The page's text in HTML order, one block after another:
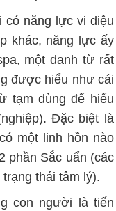
có năng lực vi diệu
khác, năng lực ấy
một danh từ rất
được hiểu như cái
tạm dùng để hiểu
Đặc biệt là
một linh hồn nào
phần Sắc uẩn (các
thái tâm lý).
con người là tiến